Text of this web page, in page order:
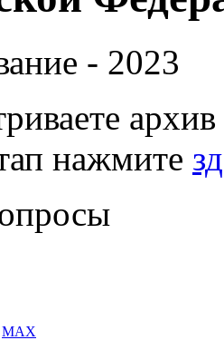
- 2023
нажмите
МАХ